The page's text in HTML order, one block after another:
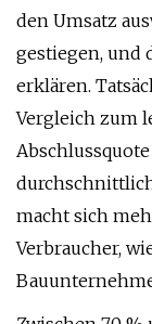
den Umsatz
gestiegen, und
erklären.
Vergleich zum
macht sich
Verbraucher,